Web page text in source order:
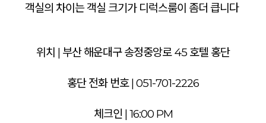
객실의 차이는 객실 크기가 디럭스룸이 좀더 큽니다
위치 | 부산 해운대구 송정중앙로 45 호텔 홍단
홍단 전화 번호 | 051-701-2226
체크인 | 16:00 PM